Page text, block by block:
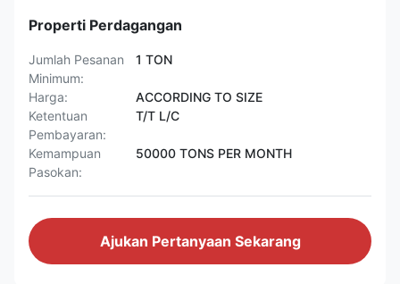
Properti Perdagangan
Jumlah Pesanan
Minimum:
1 TON
Harga:
ACCORDING TO SIZE
Ketentuan
Pembayaran:
T/T L/C
Kemampuan
Pasokan:
50000 TONS PER MONTH
Ajukan Pertanyaan Sekarang